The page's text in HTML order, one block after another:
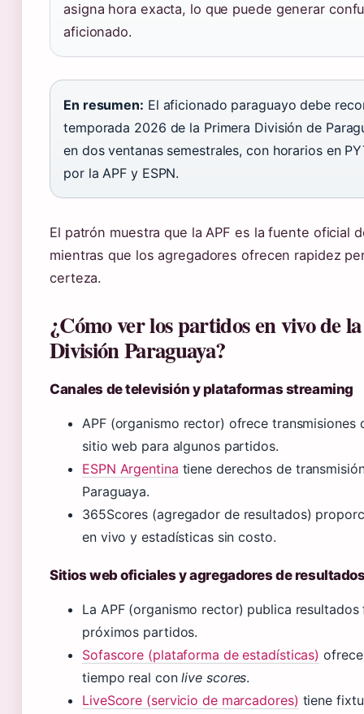
asigna hora exacta, lo que puede generar
aficionado.
En resumen: El aficionado paraguayo debe
temporada 2026 de la Primera División de
en dos ventanas semestrales, con horarios en
por la APF y ESPN.
El patrón muestra que la APF es la fuente oficial
mientras que los agregadores ofrecen rapidez
certeza.
¿Cómo ver los partidos en vivo de
División Paraguaya?
Canales de televisión y plataformas streaming
APF (organismo rector) ofrece transmisiones
sitio web para algunos partidos.
ESPN Argentina tiene derechos de
Paraguaya.
365Scores (agregador de resultados)
en vivo y estadísticas sin costo.
Sitios web oficiales y agregadores de
La APF (organismo rector) publica resultados
próximos partidos.
Sofascore (plataforma de estadísticas)
tiempo real conlive scores.
LiveScore (servicio de marcadores) tiene